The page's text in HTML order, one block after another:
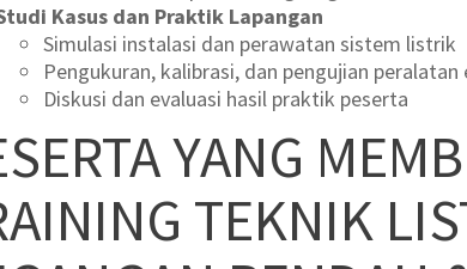
Kasus dan Praktik Lapangan
Simulasi instalasi dan perawatan sistem listrik
Pengukuran, kalibrasi, dan pengujian
Diskusi dan evaluasi hasil praktik peserta
YANG
TEKNIK